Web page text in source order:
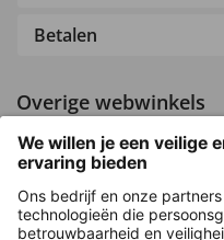
Betalen
Overige webwinkels
Nederland